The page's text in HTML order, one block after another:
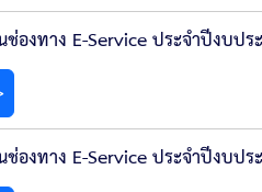
วดราคา (e-bidding)
ช่องทาง E-Service ประจำปีงบป
ช่องทาง E-Service ประจำปีงบป